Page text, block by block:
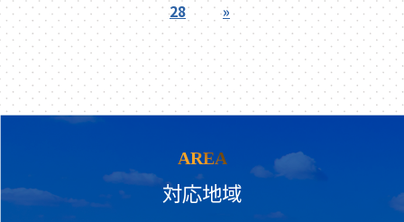
28 »
AREA
対応地域